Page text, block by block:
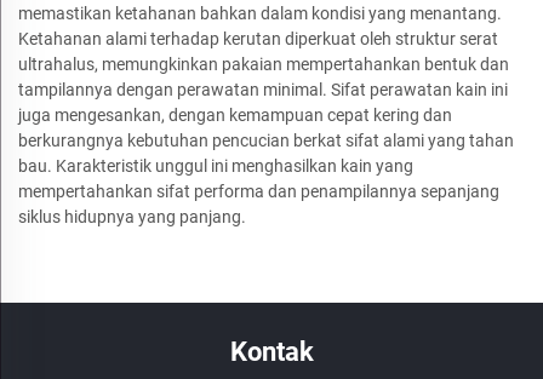
memastikan ketahanan bahkan dalam kondisi yang menantang.
Ketahanan alami terhadap kerutan diperkuat oleh struktur serat
ultrahalus, memungkinkan pakaian mempertahankan bentuk dan
tampilannya dengan perawatan minimal. Sifat perawatan kain ini
juga mengesankan, dengan kemampuan cepat kering dan
berkurangnya kebutuhan pencucian berkat sifat alami yang tahan
bau. Karakteristik unggul ini menghasilkan kain yang
mempertahankan sifat performa dan penampilannya sepanjang
siklus hidupnya yang panjang.
Kontak